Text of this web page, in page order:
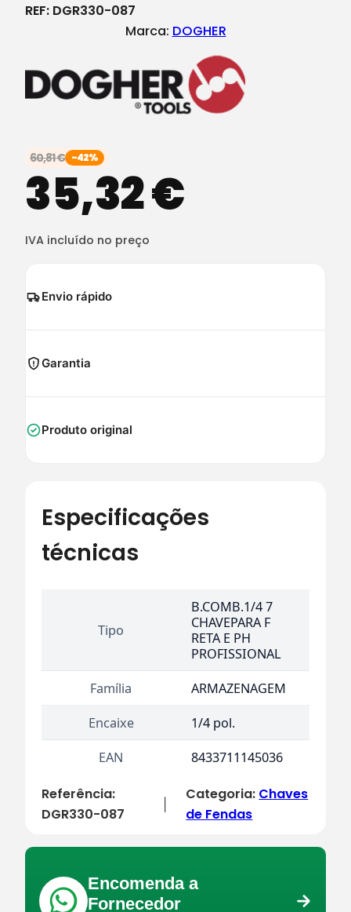
REF: DGR330-087
Marca: DOGHER
60,81€ -42%
35,32€
IVA incluído no preço
Envio rápido
Garantia
Produto original
Especificações
técnicas
Tipo
B.COMB.1/4 7
CHAVEPARA F
RETA E PH
PROFISSIONAL
Família
ARMAZENAGEM
Encaixe
1/4 pol.
EAN
8433711145036
Referência:
DGR330-087
Categoria: Chaves
de Fendas
Encomenda a
Fornecedor